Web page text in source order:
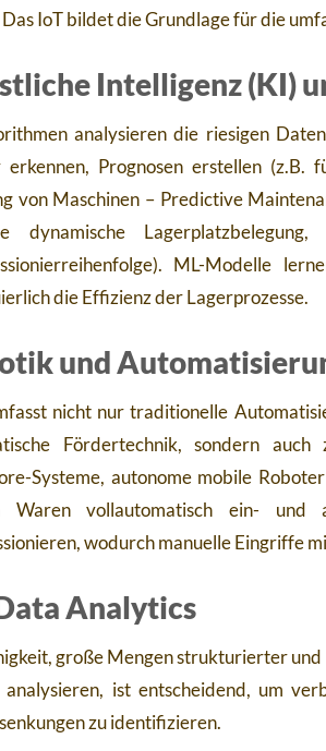
IoT bildet die Grundlage für die
Intelligenz (KI)
analysieren die riesigen
erkennen, Prognosen erstellen (z.B.
von Maschinen – Predictive
dynamische
ML-Modelle
die Effizienz der Lagerprozesse.
und
nicht nur traditionelle
Fördertechnik, sondern
Systeme, autonome mobile
Waren vollautomatisch ein- und
wodurch manuelle Eingriffe
Analytics
große Mengen strukturierter
analysieren, ist entscheidend, um
zu identifizieren.